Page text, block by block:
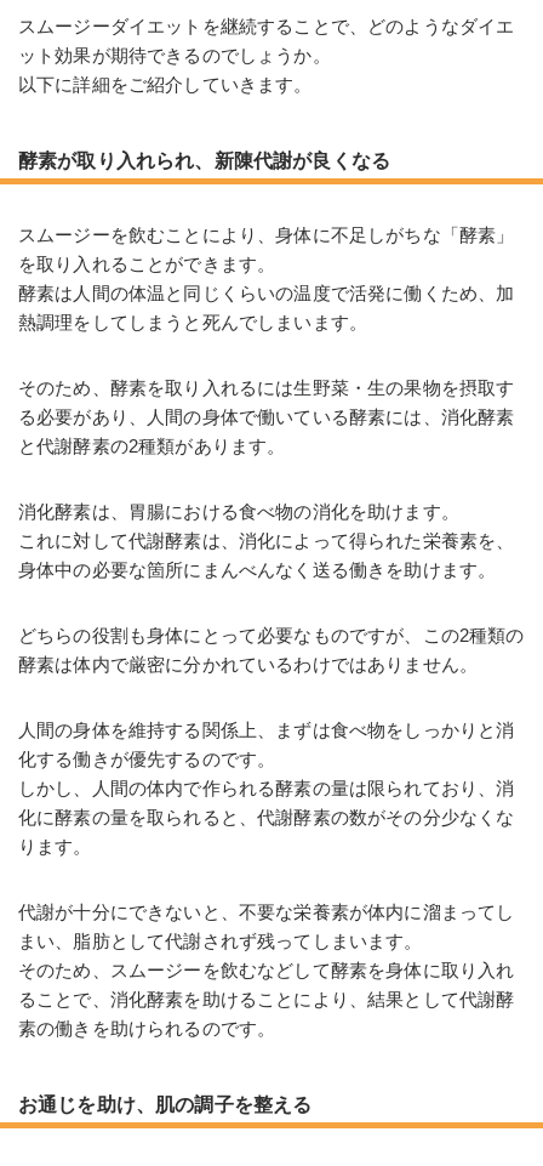
スムージーダイエットを継続することで、どのようなダイエ
ット効果が期待できるのでしょうか。
以下に詳細をご紹介していきます。
酵素が取り入れられ、新陳代謝が良くなる
スムージーを飲むことにより、身体に不足しがちな「酵素」
を取り入れることができます。
酵素は人間の体温と同じくらいの温度で活発に働くため、加
熱調理をしてしまうと死んでしまいます。
そのため、酵素を取り入れるには生野菜・生の果物を摂取す
る必要があり、人間の身体で働いている酵素には、消化酵素
と代謝酵素の2種類があります。
消化酵素は、胃腸における食べ物の消化を助けます。
これに対して代謝酵素は、消化によって得られた栄養素を、
身体中の必要な箇所にまんべんなく送る働きを助けます。
どちらの役割も身体にとって必要なものですが、この2種類の
酵素は体内で厳密に分かれているわけではありません。
人間の身体を維持する関係上、まずは食べ物をしっかりと消
化する働きが優先するのです。
しかし、人間の体内で作られる酵素の量は限られており、消
化に酵素の量を取られると、代謝酵素の数がその分少なくな
ります。
代謝が十分にできないと、不要な栄養素が体内に溜まってし
まい、脂肪として代謝されず残ってしまいます。
そのため、スムージーを飲むなどして酵素を身体に取り入れ
ることで、消化酵素を助けることにより、結果として代謝酵
素の働きを助けられるのです。
お通じを助け、肌の調子を整える